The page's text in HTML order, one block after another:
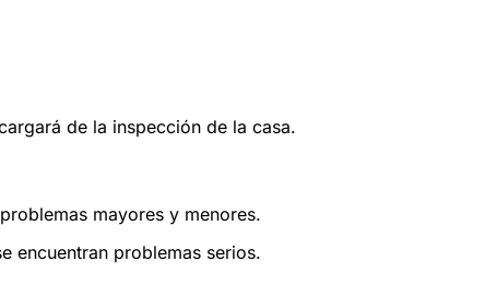
de la inspección de la casa.
mayores y menores.
encuentran problemas serios.